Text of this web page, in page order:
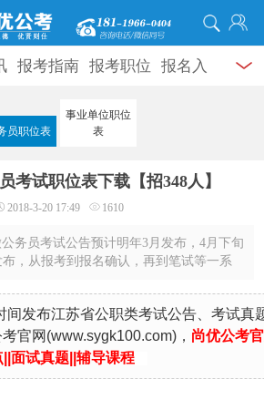
报考指南 报考职位 报名入
面试公告 录用公示
题库 模拟试题
员风采 名师团队 考试专题
员职位表
事业单位职位
表
考试职位表下载【招348人】
2018-3-20 17:49 1610
员考试公告预计明年3月发布，4月下旬
，从报考到报名确认，再到笔试等一系
要的时间点有大 ...
间发布江苏省公职类考试公告、考试真
官网 (www.sygk100.com)， 尚优公考
||面试真题 ||辅导课程